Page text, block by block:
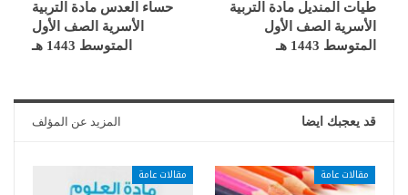
طيات المنديل مادة التربية
الأسرية الصف الأول
المتوسط 1443 هـ
حساء العدس مادة التربية
الأسرية الصف الأول
المتوسط 1443 هـ
قد يعجبك ايضا المزيد عن المؤلف
مقالات عامة مقالات عامة